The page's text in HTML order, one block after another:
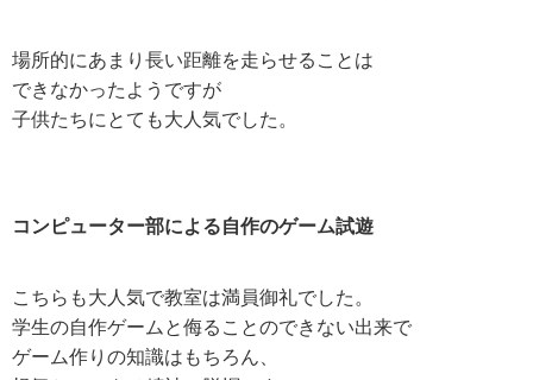
場所的にあまり長い距離を走らせることは
できなかったようですが
子供たちにとても大人気でした。
コンピューター部による自作のゲーム試遊
こちらも大人気で教室は満員御礼でした。
学生の自作ゲームと侮ることのできない出来で
ゲーム作りの知識はもちろん、